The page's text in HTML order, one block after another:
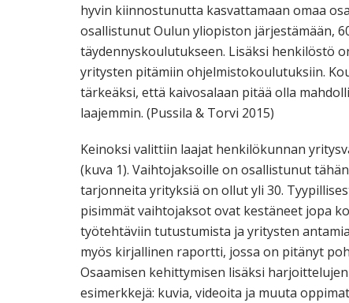
hyvin kiinnostunutta kasvattamaan omaa
osallistunut Oulun yliopiston järjestämään,
täydennyskoulutukseen. Lisäksi henkilöstö
yritysten pitämiin ohjelmistokoulutuksiin.
tärkeäksi, että kaivosalaan pitää olla
laajemmin. (Pussila & Torvi 2015)
Keinoksi valittiin laajat henkilökunnan
(kuva 1). Vaihtojaksoille on osallistunut
tarjonneita yrityksiä on ollut yli 30.
pisimmät vaihtojaksot ovat kestäneet jopa
työtehtäviin tutustumista ja yritysten
myös kirjallinen raportti, jossa on pitänyt
Osaamisen kehittymisen lisäksi
esimerkkejä: kuvia, videoita ja muuta